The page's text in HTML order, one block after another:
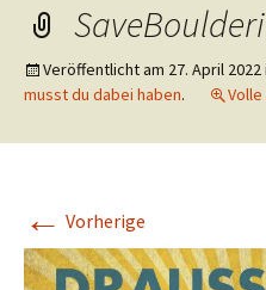
Veröffentlicht am 27. April 2022
musst du dabei haben. Volle
← Vorherige